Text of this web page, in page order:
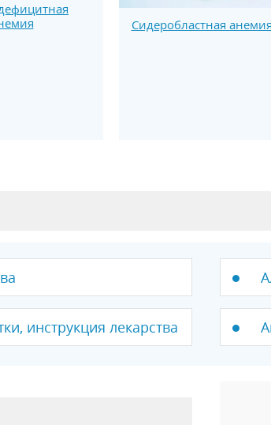
Сидеробластная анемия
инструкция лекарства